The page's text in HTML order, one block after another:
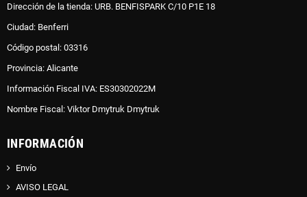
Dirección de la tienda: URB. BENFISPARK C/10 P1E 18
Ciudad: Benferri
Código postal: 03316
Provincia: Alicante
Información Fiscal IVA: ES30302022M
Nombre Fiscal: Viktor Dmytruk Dmytruk
INFORMACIÓN
Envío
AVISO LEGAL